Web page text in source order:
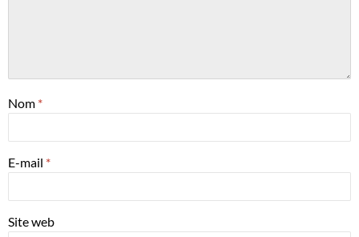
Nom *
E-mail *
Site web